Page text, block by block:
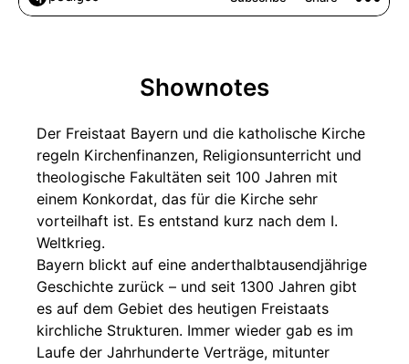
Shownotes
Der Freistaat Bayern und die katholische Kirche
regeln Kirchenfinanzen, Religionsunterricht und
theologische Fakultäten seit 100 Jahren mit
einem Konkordat, das für die Kirche sehr
vorteilhaft ist. Es entstand kurz nach dem I.
Weltkrieg.
Bayern blickt auf eine anderthalbtausendjährige
Geschichte zurück – und seit 1300 Jahren gibt
es auf dem Gebiet des heutigen Freistaats
kirchliche Strukturen. Immer wieder gab es im
Laufe der Jahrhunderte Verträge, mitunter